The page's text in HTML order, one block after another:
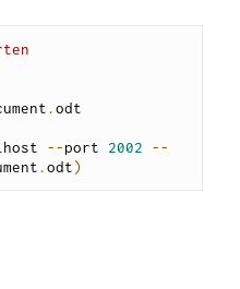
.
--port 2002
--
.odt)